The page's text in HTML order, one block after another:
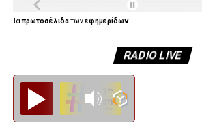
Ταπρωτοσέλιδατωνεφημερίδων
RADIO LIVE